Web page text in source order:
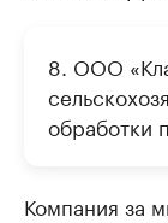
8. ООО
обработки
Компания за